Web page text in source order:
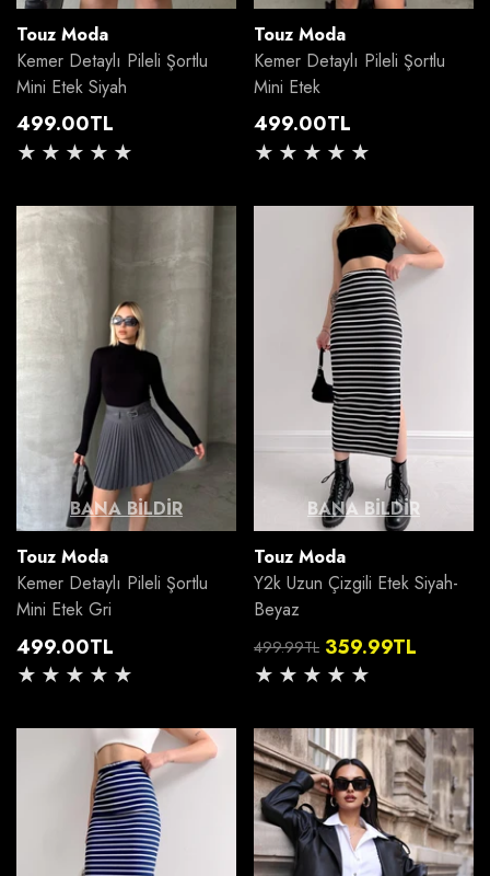
Satıcı:
Touz Moda
Kemer Detaylı Pileli Şortlu
Mini Etek Siyah
Normal
fiyat
499.00TL
Satıcı:
Touz Moda
Kemer Detaylı Pileli Şortlu
Mini Etek
Normal
fiyat
499.00TL
BANA BILDIR
Satıcı:
Touz Moda
Kemer Detaylı Pileli Şortlu
Mini Etek Gri
Normal
fiyat
499.00TL
BANA BILDIR
Satıcı:
Touz Moda
Y2k Uzun Çizgili Etek Siyah-
Beyaz
Normal
499.99TL
İndirimli
359.99TL